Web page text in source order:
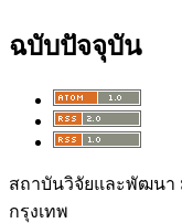
ฉบับปัจจุบัน
สถาบันวิจัยและพัฒนา
กรุงเทพ